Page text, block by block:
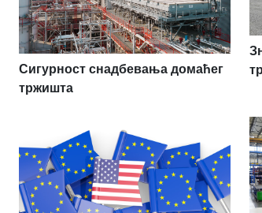
Сигурност снадбевања домаћег
тржишта